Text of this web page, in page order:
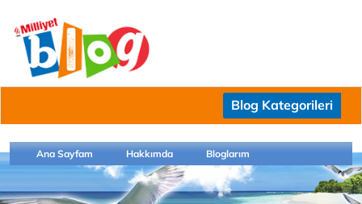
Blog Kategorileri
Ana Sayfam Hakkımda Bloglarım